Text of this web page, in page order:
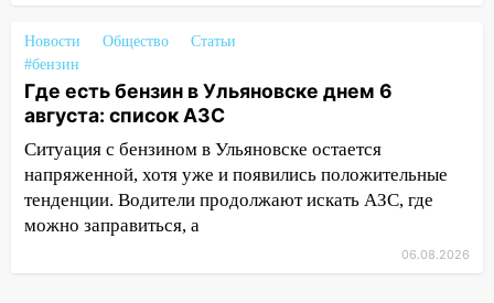
новый кавалер женщины оказался
рецидивистом
14:26 В Ульяновске ограничат движение
по улице Ефремова
14:23 67% ульяновцев готовы
передумать увольняться, если им
повысят зарплату
Новости Общество
Статьи
#бензин
Где есть бензин в Ульяновске днем 6
августа: список АЗС
Ситуация с бензином в Ульяновске остается
напряженной, хотя уже и появились положительные
тенденции. Водители продолжают искать АЗС, где
можно заправиться, а
06.08.2026